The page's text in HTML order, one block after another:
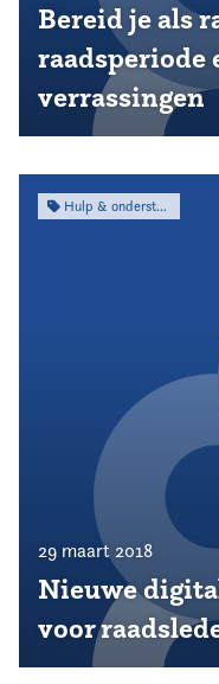
Bereid je als
raadsperiode
verrassingen
Hulp & ondersteuning
29 maart 2018
Nieuwe
voor